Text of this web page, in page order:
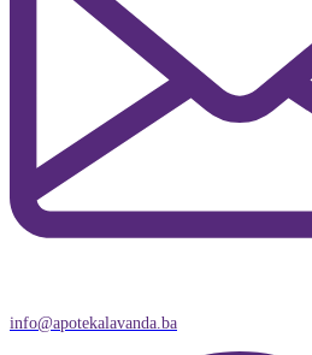
info@apotekalavanda.ba